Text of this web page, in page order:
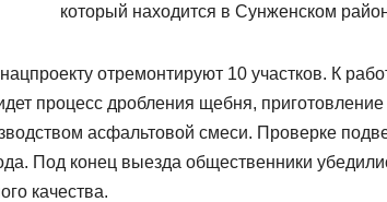
который находится вСунженском
отремонтируют 10 участков. К
процесс дробления щебня,
асфальтовой смеси. Проверке
Под конец выезда общественники
качества.